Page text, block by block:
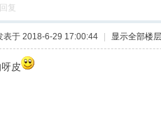
回复
表于 2018-6-29 17:00:44 显示全部楼层
皮